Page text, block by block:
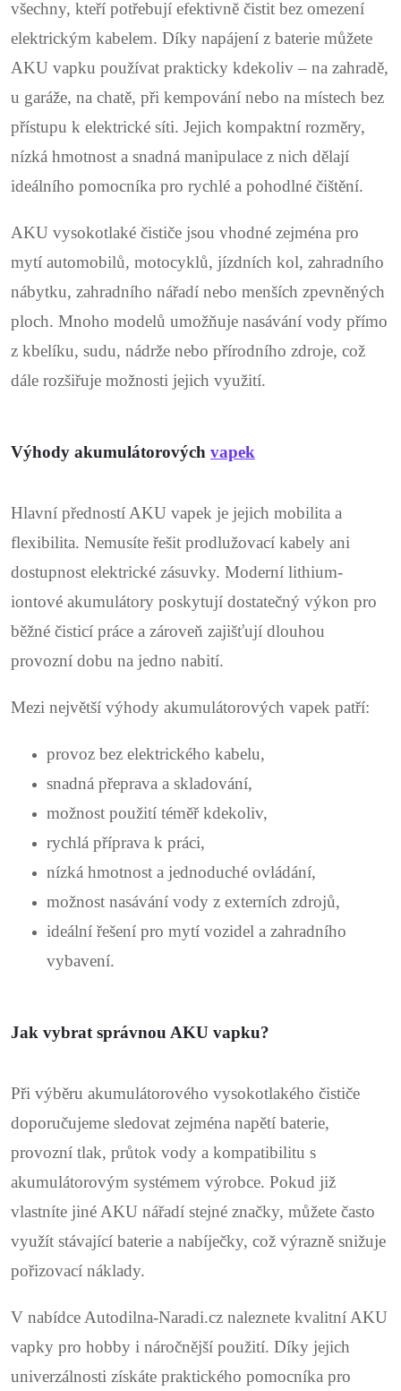
d
a
c
í
p
r
v
k
y
v
ý
i
u
všechny, kteří potřebují efektivně čistit bez omezení
elektrickým kabelem. Díky napájení z baterie můžete
AKU vapku používat prakticky kdekoliv – na zahradě,
u garáže, na chatě, při kempování nebo na místech bez
přístupu k elektrické síti. Jejich kompaktní rozměry,
nízká hmotnost a snadná manipulace z nich dělají
ideálního pomocníka pro rychlé a pohodlné čištění.
AKU vysokotlaké čističe jsou vhodné zejména pro
mytí automobilů, motocyklů, jízdních kol, zahradního
nábytku, zahradního nářadí nebo menších zpevněných
ploch. Mnoho modelů umožňuje nasávání vody přímo
z kbelíku, sudu, nádrže nebo přírodního zdroje, což
dále rozšiřuje možnosti jejich využití.
Výhody akumulátorových vapek
Hlavní předností AKU vapek je jejich mobilita a
flexibilita. Nemusíte řešit prodlužovací kabely ani
dostupnost elektrické zásuvky. Moderní lithium-
iontové akumulátory poskytují dostatečný výkon pro
běžné čisticí práce a zároveň zajišťují dlouhou
provozní dobu na jedno nabití.
Mezi největší výhody akumulátorových vapek patří:
provoz bez elektrického kabelu,
snadná přeprava a skladování,
možnost použití téměř kdekoliv,
rychlá příprava k práci,
nízká hmotnost a jednoduché ovládání,
možnost nasávání vody z externích zdrojů,
ideální řešení pro mytí vozidel a zahradního
vybavení.
Jak vybrat správnou AKU vapku?
Při výběru akumulátorového vysokotlakého čističe
doporučujeme sledovat zejména napětí baterie,
provozní tlak, průtok vody a kompatibilitu s
akumulátorovým systémem výrobce. Pokud již
vlastníte jiné AKU nářadí stejné značky, můžete často
využít stávající baterie a nabíječky, což výrazně snižuje
pořizovací náklady.
V nabídce Autodilna-Naradi.cz naleznete kvalitní AKU
vapky pro hobby i náročnější použití. Díky jejich
univerzálnosti získáte praktického pomocníka pro